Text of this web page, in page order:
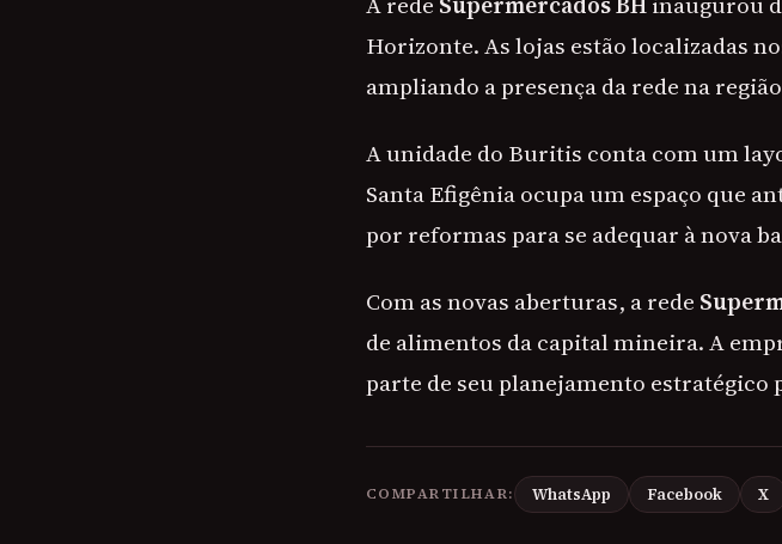
Horizonte. As lojas estão localizadas
ampliando a presença da rede na
A unidade do Buritis conta com um
Santa Efigênia ocupa um espaço que
por reformas para se adequar à nova
Com as novas aberturas, a rede
de alimentos da capital mineira. A
parte de seu planejamento estratégico
COMPARTILHAR: WhatsApp Facebook X